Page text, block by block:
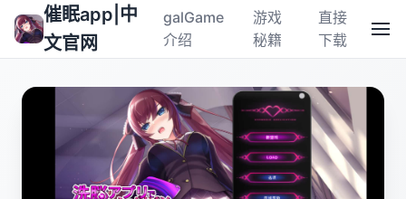
催眠app|中
文官网
galGame
介绍
游戏
秘籍
直接
下载